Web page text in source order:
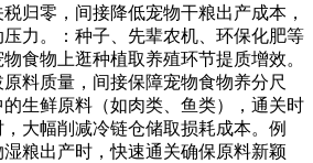
归零，间接降低宠物干粮出产成本，
力。：种子、先辈农机、环保化肥等
食物上逛种植取养殖环节提质增效。
料质量，间接保障宠物食物养分尺
生鲜原料（如肉类、鱼类），通关时
大幅削减冷链仓储取损耗成本。例
粮出产时，快速通关确保原料新颖